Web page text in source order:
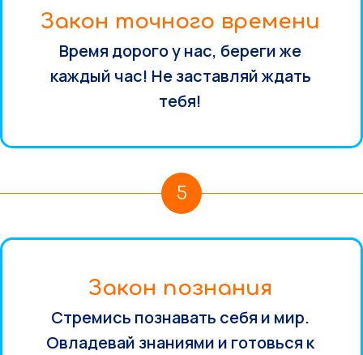
Закон точного времени
Время дорого у нас, береги же
каждый час! Не заставляй ждать
тебя!
5
Закон познания
Стремись познавать себя и мир.
Овладевай знаниями и готовься к